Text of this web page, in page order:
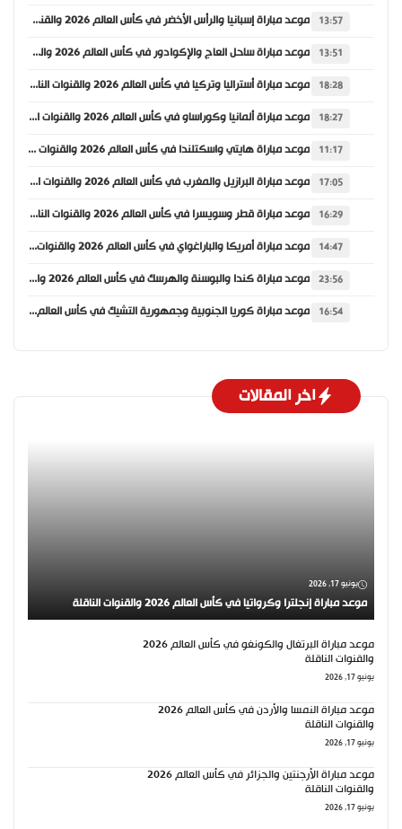
13:57 موعد مباراة إسبانيا والرأس الأخضر في كأس العالم 2026 والقنوات الناقلة
13:51 موعد مباراة ساحل العاج والإكوادور في كأس العالم 2026 والقنوات الناقلة
18:28 موعد مباراة أستراليا وتركيا في كأس العالم 2026 والقنوات الناقلة
18:27 موعد مباراة ألمانيا وكوراساو في كأس العالم 2026 والقنوات الناقلة
11:17 موعد مباراة هايتي واسكتلندا في كأس العالم 2026 والقنوات الناقلة
17:05 موعد مباراة البرازيل والمغرب في كأس العالم 2026 والقنوات الناقلة
16:29 موعد مباراة قطر وسويسرا في كأس العالم 2026 والقنوات الناقلة
14:47 موعد مباراة أمريكا والباراغواي في كأس العالم 2026 والقنوات الناقلة
23:56 موعد مباراة كندا والبوسنة والهرسك في كأس العالم 2026 والقنوات الناقلة
16:54 موعد مباراة كوريا الجنوبية وجمهورية التشيك في كأس العالم 2026 والقنوات الناقلة
اخر المقالات
يونيو 17, 2026
موعد مباراة إنجلترا وكرواتيا في كأس العالم 2026 والقنوات الناقلة
موعد مباراة البرتغال والكونغو في كأس العالم 2026
والقنوات الناقلة
يونيو 17, 2026
موعد مباراة النمسا والأردن في كأس العالم 2026
والقنوات الناقلة
يونيو 17, 2026
موعد مباراة الأرجنتين والجزائر في كأس العالم 2026
والقنوات الناقلة
يونيو 17, 2026